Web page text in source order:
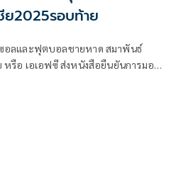
ย2025รอบท้าย
อลและฟุตบอลชายหาด สมาพันธ์
รือ เอเอฟซี ส่งหนังสือยืนยันการมอบ